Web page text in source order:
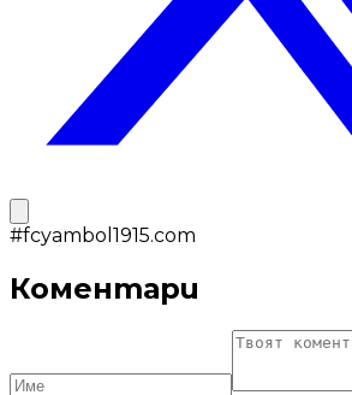
#fcyambol1915.com
Коментари